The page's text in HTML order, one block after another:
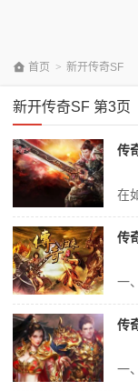
首页 > 新开传奇SF
新开传奇SF 第3页
传
传
传